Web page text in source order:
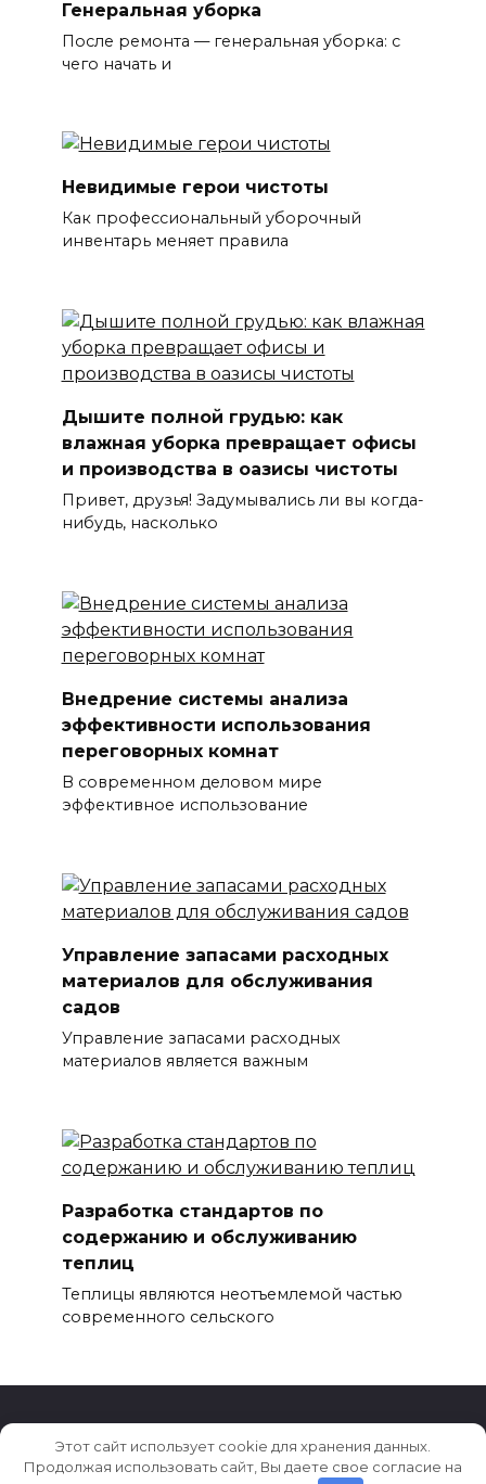
Генеральная уборка
После ремонта — генеральная уборка: с
чего начать и
Невидимые герои чистоты
Как профессиональный уборочный
инвентарь меняет правила
Дышите полной грудью: как
влажная уборка превращает офисы
и производства в оазисы чистоты
Привет, друзья! Задумывались ли вы когда-
нибудь, насколько
Внедрение системы анализа
эффективности использования
переговорных комнат
В современном деловом мире
эффективное использование
Управление запасами расходных
материалов для обслуживания
садов
Управление запасами расходных
материалов является важным
Разработка стандартов по
содержанию и обслуживанию
теплиц
Теплицы являются неотъемлемой частью
современного сельского
© 2026 Клининг 2050
Этот сайт использует cookie для хранения данных.
Продолжая использовать сайт, Вы даете свое согласие на